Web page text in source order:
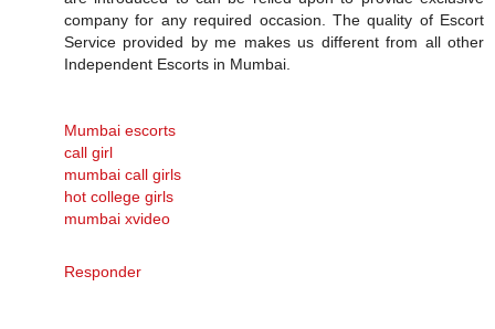
company for any required occasion. The quality of Escort
Service provided by me makes us different from all other
Independent Escorts in Mumbai.
Mumbai escorts
call girl
mumbai call girls
hot college girls
mumbai xvideo
Responder